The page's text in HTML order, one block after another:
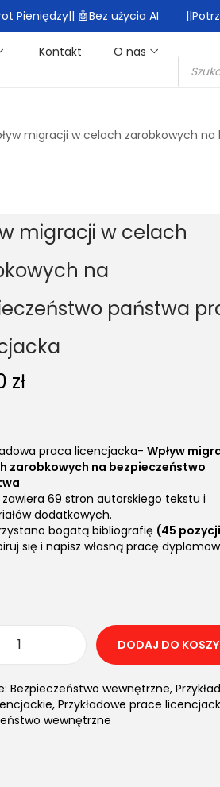
Pieniędzy|| 🤖Bez użycia AI
Kontakt O nas
migracji w celach zarobkowych
migracji w celach
na
państwa
zł
praca licencjacka- Wpływ
zarobkowych na bezpieczeństwo
zawiera 69 stron autorskiego tekstu i
dodatkowych.
bogatą bibliografię (45
się i napisz własną pracę
DODAJ DO
Bezpieczeństwo wewnętrzne,
, Przykładowe prace
wewnętrzne